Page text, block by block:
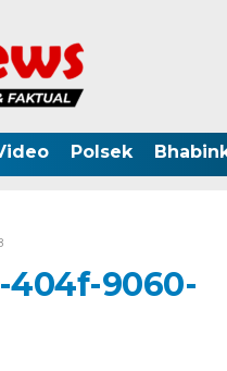
Polsek
404f-9060-